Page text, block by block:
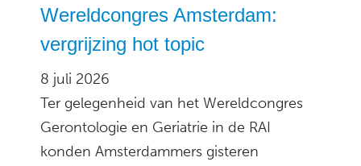
Wereldcongres Amsterdam:
vergrijzing hot topic
8 juli 2026
Ter gelegenheid van het Wereldcongres
Gerontologie en Geriatrie in de RAI
konden Amsterdammers gisteren